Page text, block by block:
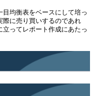
均衡表をベースにして培っ
際に売り買いするのであれ
ってレポート作成にあたっ